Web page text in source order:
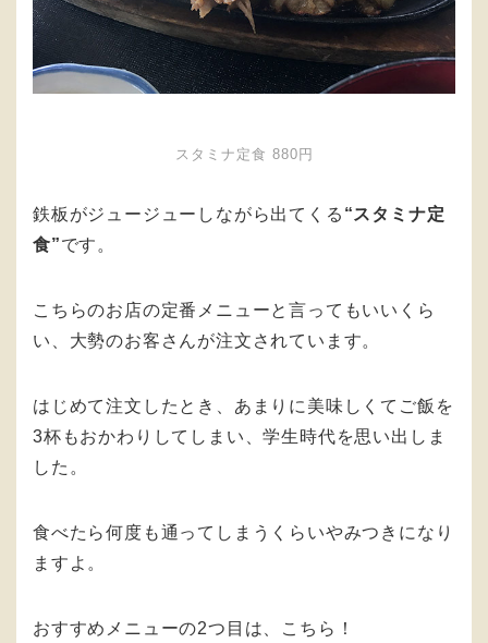
スタミナ定食 880円
鉄板がジュージューしながら出てくる “スタミナ定
食”です。
こちらのお店の定番メニューと言ってもいいくら
い、大勢のお客さんが注文されています。
はじめて注文したとき、あまりに美味しくてご飯を
3杯もおかわりしてしまい、学生時代を思い出しま
した。
食べたら何度も通ってしまうくらいやみつきになり
ますよ。
おすすめメニューの2つ目は、こちら！